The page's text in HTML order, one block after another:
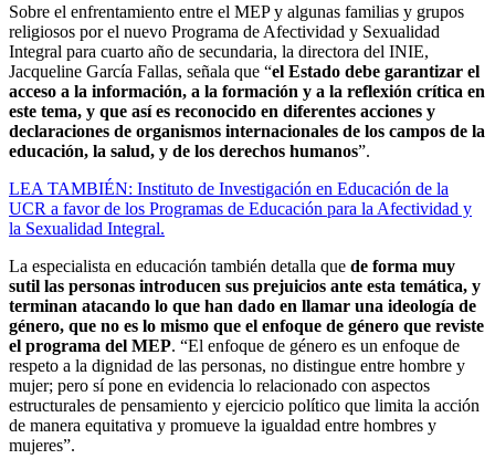
Sobre el enfrentamiento entre el MEP y algunas familias y grupos
religiosos por el nuevo Programa de Afectividad y Sexualidad
Integral para cuarto año de secundaria, la directora del INIE,
Jacqueline García Fallas, señala que “el Estado debe garantizar el
acceso a la información, a la formación y a la reflexión crítica en
este tema, y que así es reconocido en diferentes acciones y
declaraciones de organismos internacionales de los campos de la
educación, la salud, y de los derechos humanos”.
LEA TAMBIÉN: Instituto de Investigación en Educación de la
UCR a favor de los Programas de Educación para la Afectividad y
la Sexualidad Integral.
La especialista en educación también detalla que de forma muy
sutil las personas introducen sus prejuicios ante esta temática, y
terminan atacando lo que han dado en llamar una ideología de
género, que no es lo mismo que el enfoque de género que reviste
el programa del MEP. “El enfoque de género es un enfoque de
respeto a la dignidad de las personas, no distingue entre hombre y
mujer; pero sí pone en evidencia lo relacionado con aspectos
estructurales de pensamiento y ejercicio político que limita la acción
de manera equitativa y promueve la igualdad entre hombres y
mujeres”.